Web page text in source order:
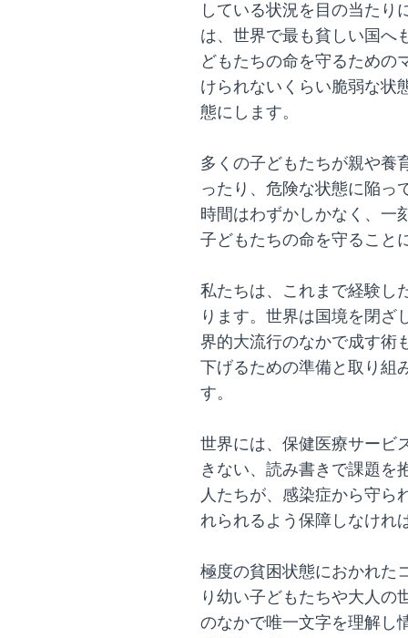
している状況を目の当たり
は、世界で最も貧しい国へ
どもたちの命を守るための
けられないくらい脆弱な状
態にします。
多くの子どもたちが親や養
ったり、危険な状態に陥っ
時間はわずかしかなく、一
子どもたちの命を守ること
私たちは、これまで経験し
ります。世界は国境を閉ざ
界的大流行のなかで成す術
下げるための準備と取り組
す。
世界には、保健医療サービ
きない、読み書きで課題を
人たちが、感染症から守ら
れられるよう保障しなけれ
極度の貧困状態におかれた
り幼い子どもたちや大人の
のなかで唯一文字を理解し